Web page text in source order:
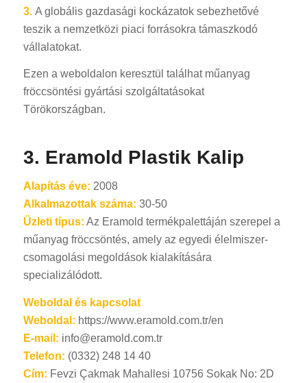
3.A globális gazdasági kockázatok sebezhetővé
teszik a nemzetközi piaci forrásokra támaszkodó
vállalatokat.
Ezen a weboldalon keresztül találhat műanyag
fröccsöntési gyártási szolgáltatásokat
Törökországban.
3. Eramold Plastik Kalip
Alapítás éve: 2008
Alkalmazottak száma: 30-50
Üzleti típus: Az Eramold termékpalettáján szerepel a
műanyag fröccsöntés, amely az egyedi élelmiszer-
csomagolási megoldások kialakítására
specializálódott.
Weboldal és kapcsolat
Weboldal: https://www.eramold.com.tr/en
E-mail: info@eramold.com.tr
Telefon: (0332) 248 14 40
Cím: Fevzi Çakmak Mahallesi 10756 Sokak No: 2D